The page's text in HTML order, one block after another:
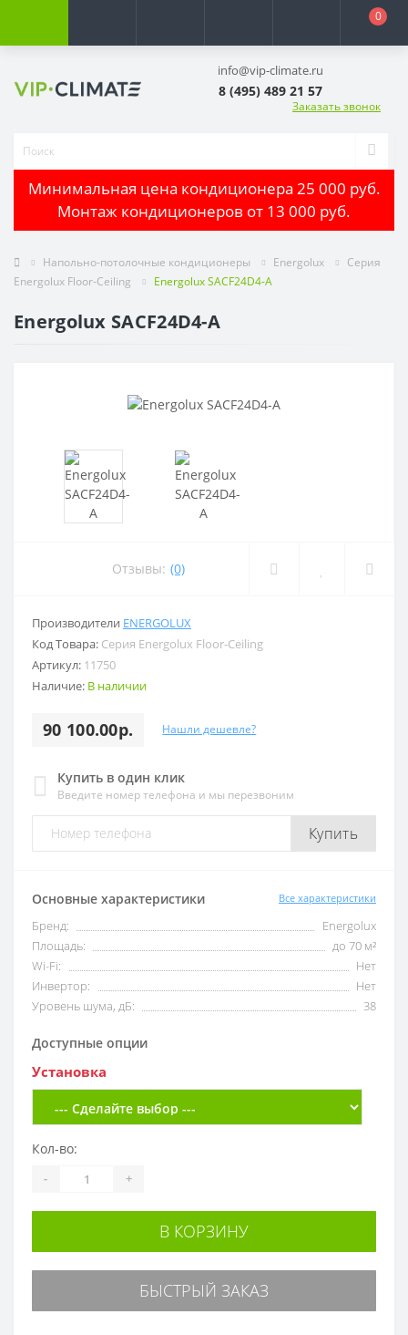
0
info@vip-climate.ru
8 (495) 489 21 57
Заказать звонок
Минимальная цена кондиционера 25 000 руб.
Монтаж кондиционеров от 13 000 руб.
Напольно-потолочные кондиционеры Energolux
Серия
Energolux Floor-Ceiling
Energolux SACF24D4-A
Energolux SACF24D4-A
Отзывы: (0)
Производители ENERGOLUX
Код Товара: Серия Energolux Floor-Ceiling
Артикул: 11750
Наличие: В наличии
90 100.00р. Нашли дешевле?
Купить в один клик
Введите номер телефона и мы перезвоним
Купить
Основные характеристики Все характеристики
Бренд:
Energolux
Площадь:
до 70 м²
Wi-Fi:
Нет
Инвертор:
Нет
Уровень шума, дБ:
38
Доступные опции
Установка
Кол-во:
- +
В КОРЗИНУ
БЫСТРЫЙ ЗАКАЗ